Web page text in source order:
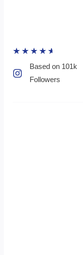
★ ★ ★ ★ ★
Based on 101k
Followers​